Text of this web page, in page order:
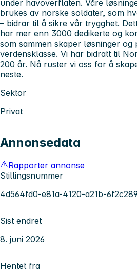
under havoverflaten. Våre
brukes av norske soldater, som
– bidrar til å sikre vår trygghet.
har mer enn 3000 dedikerte og
som sammen skaper løsninger og
verdensklasse. Vi har bidratt til
200 år. Nå ruster vi oss for å
neste.
Sektor
Privat
Annonsedata
Rapporter annonse
Stillingsnummer
4d564fd0-e81a-4120-a21b-
Sist endret
8. juni 2026
Hentet fra